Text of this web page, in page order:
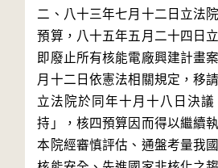
二、八十三年七月十二日立法
預算，八十五年五月二十四日
即廢止所有核能電廠興建計畫
月十二日依憲法相關規定，移
立法院於同年十月十八日決
持」，核四預算因而得以繼續
本院經審慎評估、通盤考量我